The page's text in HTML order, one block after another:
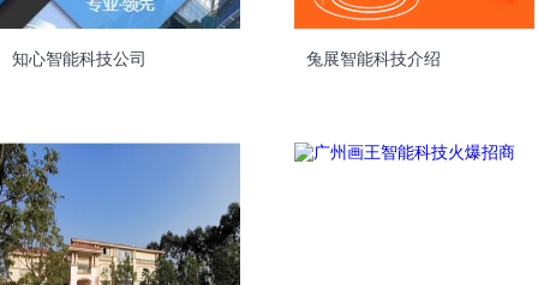
知心智能科技公司 兔展智能科技介绍